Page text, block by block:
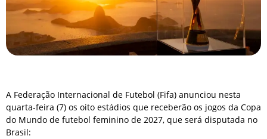
A Federação Internacional de Futebol (Fifa) anunciou nesta
quarta-feira (7) os oito estádios que receberão os jogos da Copa
do Mundo de futebol feminino de 2027, que será disputada no
Brasil: